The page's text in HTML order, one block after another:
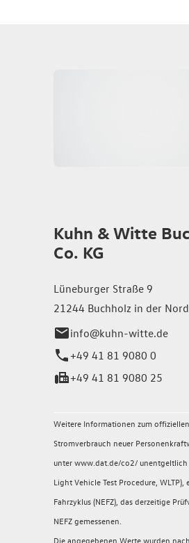
Kuhn & Witte
Co. KG
Lüneburger Straße 9
21244 Buchholz in der
info@kuhn-witte.de
+49 41 81 9080 0
+49 41 81 9080 25
Weitere Informationen zum
Stromverbrauch neuer
unter www.dat.de/co2/ unentgeltlich
Light Vehicle Test Procedure,
Fahrzyklus (NEFZ), das derzeitige
NEFZ gemessenen.
Die angegebenen Werte wurden